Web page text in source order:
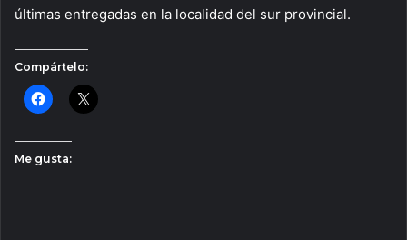
últimas entregadas en la localidad del sur provincial.
Compártelo:
Me gusta: